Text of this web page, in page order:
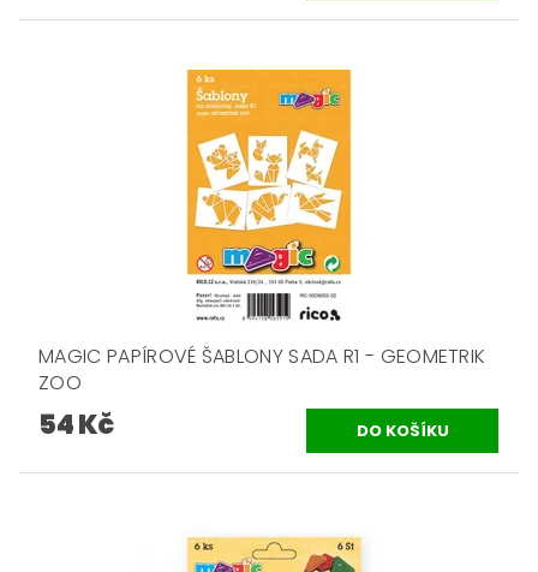
MAGIC PAPÍROVÉ ŠABLONY SADA R1 - GEOMETRIK
ZOO
54 Kč